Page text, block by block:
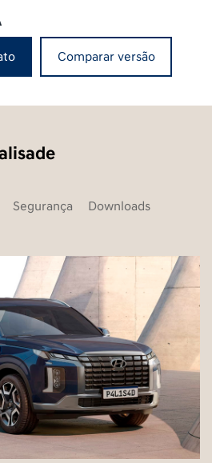
Comparar versão
Segurança Downloads